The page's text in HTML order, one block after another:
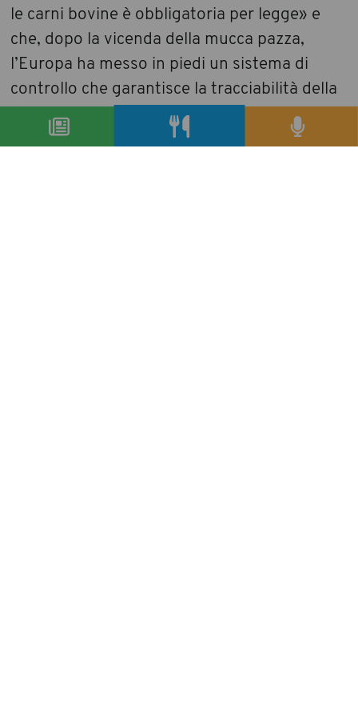
le carni bovine è obbligatoria per legge» e
che, dopo la vicenda della mucca pazza,
l’Europa ha messo in piedi un sistema di
controllo che garantisce la tracciabilità della
filiera.